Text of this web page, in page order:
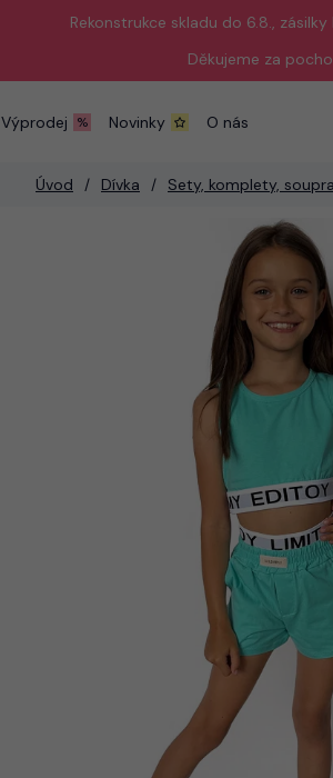
Rekonstrukce skladu do 6.8.,
Děkujeme za
Výprodej Novinky O nás
Úvod Dívka Sety, komplety,